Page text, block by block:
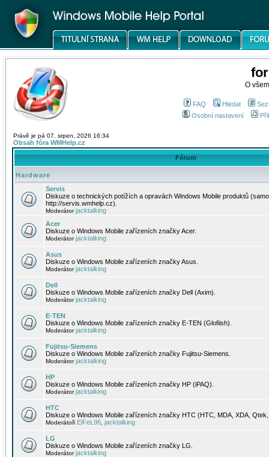
O
FAQ Hledat
Osobní nastavení
Právě je pá 07. srpen, 2026 16:34
Obsah fóra WMHelp.cz
Fórum
Hardware
Servis
Diskuze o technických potížích a opravách Windows Mobile produktů
http://servis.wmhelp.cz).
Moderátorjacktalking
Acer
Diskuze o Windows Mobile zařízeních značky Acer.
Moderátorjacktalking
Asus
Diskuze o Windows Mobile zařízeních značky Asus.
Moderátorjacktalking
Dell
Diskuze o Windows Mobile zařízeních značky Dell (Axim).
Moderátorjacktalking
E-TEN
Diskuze o Windows Mobile zařízeních značky E-TEN (Glofiish).
Moderátorjacktalking
Fujitsu-Siemens
Diskuze o Windows Mobile zařízeních značky Fujitsu-Siemens.
Moderátorjacktalking
HP
Diskuze o Windows Mobile zařízeních značky HP (iPAQ).
Moderátorjacktalking
HTC
Diskuze o Windows Mobile zařízeních značky HTC (HTC, MDA, XDA,
Moderátoři EiFeL96 jacktalking
LG
Diskuze o Windows Mobile zařízeních značky LG.
Moderátorjacktalking